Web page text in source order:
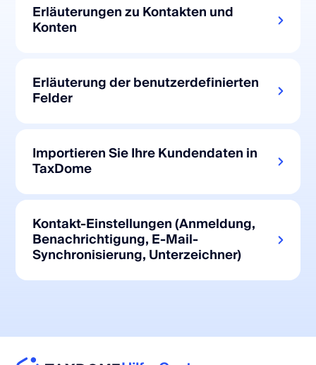
Erläuterungen zu Kontakten und
Konten
Erläuterung der benutzerdefinierten
Felder
Importieren Sie Ihre Kundendaten in
TaxDome
Kontakt-Einstellungen (Anmeldung,
Benachrichtigung, E-Mail-
Synchronisierung, Unterzeichner)